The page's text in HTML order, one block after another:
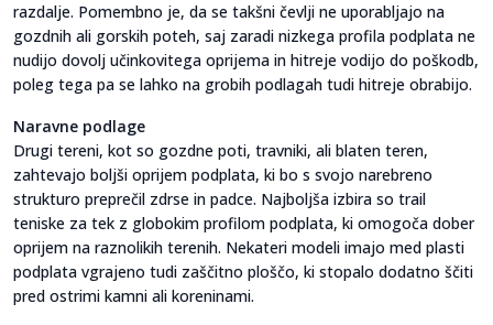
razdalje. Pomembno je, da se takšni čevlji ne uporabljajo na
gozdnih ali gorskih poteh, saj zaradi nizkega profila podplata ne
nudijo dovolj učinkovitega oprijema in hitreje vodijo do poškodb,
poleg tega pa se lahko na grobih podlagah tudi hitreje obrabijo.
Naravne podlage
Drugi tereni, kot so gozdne poti, travniki, ali blaten teren,
zahtevajo boljši oprijem podplata, ki bo s svojo narebreno
strukturo preprečil zdrse in padce. Najboljša izbira so trail
teniske za tek z globokim profilom podplata, ki omogoča dober
oprijem na raznolikih terenih. Nekateri modeli imajo med plasti
podplata vgrajeno tudi zaščitno ploščo, ki stopalo dodatno ščiti
pred ostrimi kamni ali koreninami.